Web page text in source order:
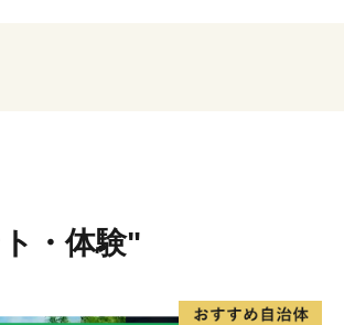
局・農協・観光施設等
・体験"